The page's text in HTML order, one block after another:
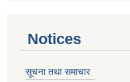
Notices
सूचना तथा समाचार